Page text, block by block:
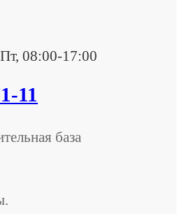
08:00-17:00
11
база